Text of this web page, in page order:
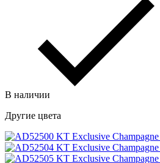
В наличии
Другие цвета